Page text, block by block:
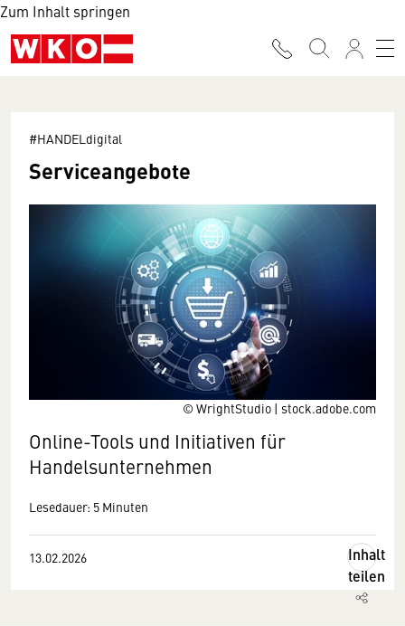
Zum Inhalt springen
© WrightStudio | stock.adobe.com
#HANDELdigital
Serviceangebote
Online-Tools und Initiativen für
Handelsunternehmen
Lesedauer: 5 Minuten
13.02.2026
Inhalt
teilen